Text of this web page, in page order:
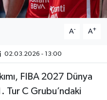
A- A+
02.03.2026 - 13:00
FIBA 2027 Dünya
Tur C Grubu’ndaki